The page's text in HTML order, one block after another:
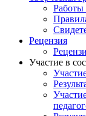
Работы
Рецензия
Участие в